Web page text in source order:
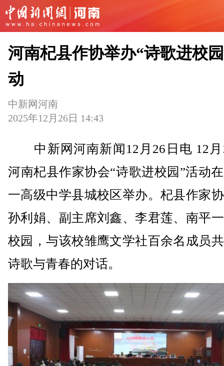
河南杞县作协举办“诗歌进校
动
中新网河南
2025年12月26日 14:43
中新网河南新闻12月26日电 12月
河南杞县作家协会“诗歌进校园”活动
一高级中学县城校区举办。杞县作家
孙利娟、副主席刘鑫、李君莲、南平
校园，与该校雏鹰文学社百余名成员
诗歌与青春的对话。